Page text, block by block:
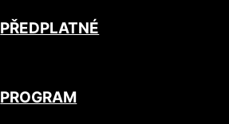
PŘEDPLATNÉ
PROGRAM